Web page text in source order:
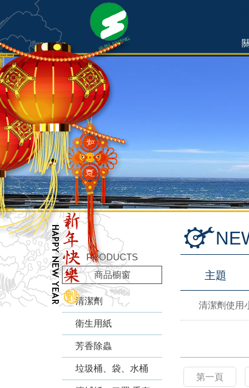
PRODUCTS
商品櫥窗
清潔劑
衛生用紙
芳香除蟲
垃圾桶、袋、水桶
主題
清潔劑使用
第一頁